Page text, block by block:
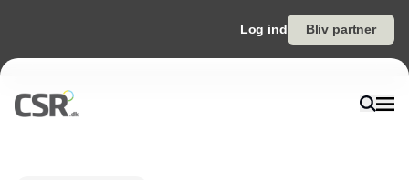
Log ind Bliv partner